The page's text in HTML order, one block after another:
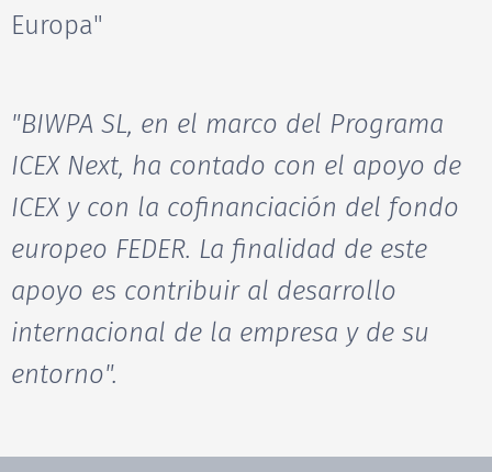
Europa"
"BIWPA SL, en el marco del Programa
ICEX Next, ha contado con el apoyo de
ICEX y con la cofinanciación del fondo
europeo FEDER. La finalidad de este
apoyo es contribuir al desarrollo
internacional de la empresa y de su
entorno".